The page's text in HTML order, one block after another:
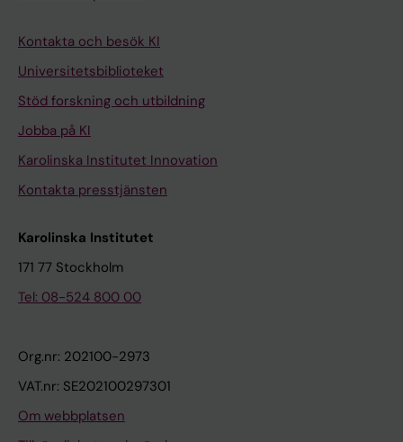
Kontakta och besök KI
Universitetsbiblioteket
Stöd forskning och utbildning
Jobba på KI
Karolinska Institutet Innovation
Kontakta presstjänsten
Karolinska Institutet
171 77 Stockholm
Tel: 08-524 800 00
Org.nr: 202100-2973
VAT.nr: SE202100297301
Om webbplatsen